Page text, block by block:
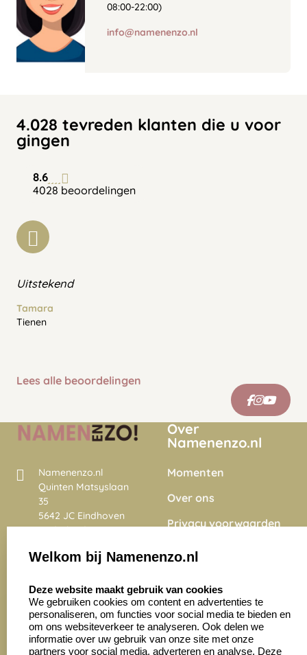
08:00-22:00)
info@namenenzo.nl
4.028 tevreden klanten die u voor
gingen
8.6
4028 beoordelingen
Uitstekend
Tamara
Tienen
Lees alle beoordelingen
Namenenzo.nl
Quinten Matsyslaan
35
5642 JC Eindhoven
Nederland
4028 beoordelingen
Over
Namenenzo.nl
Momenten
Over ons
Privacy voorwaarden
Onze vacatures
Zakelijk: Klantenservice:
Welkom bij Namenenzo.nl
Deze website maakt gebruik van cookies
We gebruiken cookies om content en advertenties te
personaliseren, om functies voor social media te bieden en
om ons websiteverkeer te analyseren. Ook delen we
informatie over uw gebruik van onze site met onze
partners voor social media, adverteren en analyse. Deze